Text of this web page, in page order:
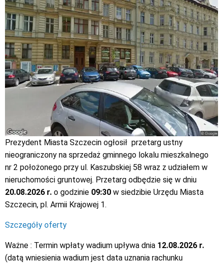
Prezydent Miasta Szczecin ogłosił przetarg ustny
nieograniczony na sprzedaż gminnego lokalu mieszkalnego
nr 2 położonego przy ul. Kaszubskiej 58 wraz z udziałem w
nieruchomości gruntowej. Przetarg odbędzie się w dniu
20.08.2026 r. o godzinie 09:30 w siedzibie Urzędu Miasta
Szczecin, pl. Armii Krajowej 1.
Szczegóły oferty
Ważne : Termin wpłaty wadium upływa dnia 12.08.2026 r.
(datą wniesienia wadium jest data uznania rachunku